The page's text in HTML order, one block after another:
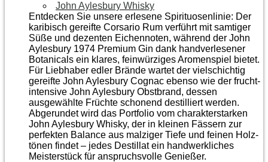
John Aylesbury Whisky
Entdecken Sie unsere erlesene Spirituosenlinie: Der
karibisch gereifte Corsario Rum verführt mit samtiger
Süße und dezenten Eichen­noten, während der John
Aylesbury 1974 Premium Gin dank handverlesener
Botanicals ein klares, feinwürziges Aromenspiel bietet.
Für Liebhaber edler Brände wartet der vielschichtig
gereifte John Aylesbury Cognac ebenso wie der frucht­
intensive John Aylesbury Obstbrand, dessen
ausgewählte Früchte schonend destilliert werden.
Abgerundet wird das Portfolio vom charakterstarken
John Aylesbury Whisky, der in kleinen Fässern zur
perfekten Balance aus malziger Tiefe und feinen Holz­
tönen findet – jedes Destillat ein handwerkliches
Meister­stück für anspruchsvolle Genießer.